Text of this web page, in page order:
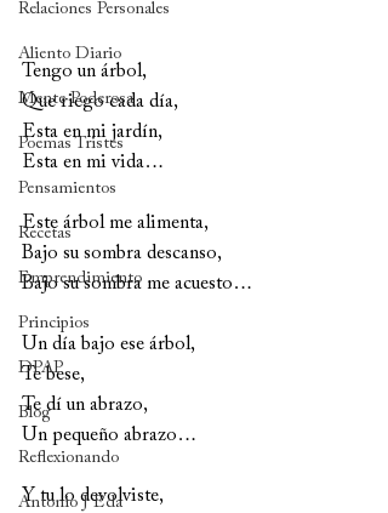
Relaciones Personales
Aliento Diario
Mente Poderosa
Poemas Tristes
Pensamientos
Recetas
Emprendimiento
Principios
DPAP
Blog
Reflexionando
Antonio J Eda
Tengo un árbol,
Que riego cada día,
Esta en mi jardín,
Esta en mi vida…
Este árbol me alimenta,
Bajo su sombra descanso,
Bajo su sombra me acuesto…
Un día bajo ese árbol,
Te bese,
Te dí un abrazo,
Un pequeño abrazo…
Y tu lo devolviste,